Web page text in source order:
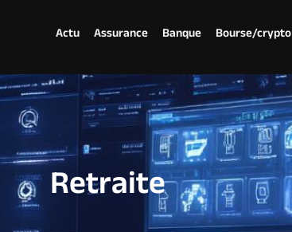
Actu Assurance Banque Bourse/crypto
Retraite